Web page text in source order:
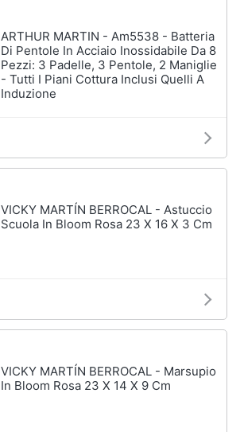
ARTHUR MARTIN - Am5538 - Batteria
Di Pentole In Acciaio Inossidabile Da 8
Pezzi: 3 Padelle, 3 Pentole, 2 Maniglie
- Tutti I Piani Cottura Inclusi Quelli A
Induzione
VICKY MARTÍN BERROCAL - Astuccio
Scuola In Bloom Rosa 23 X 16 X 3 Cm
VICKY MARTÍN BERROCAL - Marsupio
In Bloom Rosa 23 X 14 X 9 Cm